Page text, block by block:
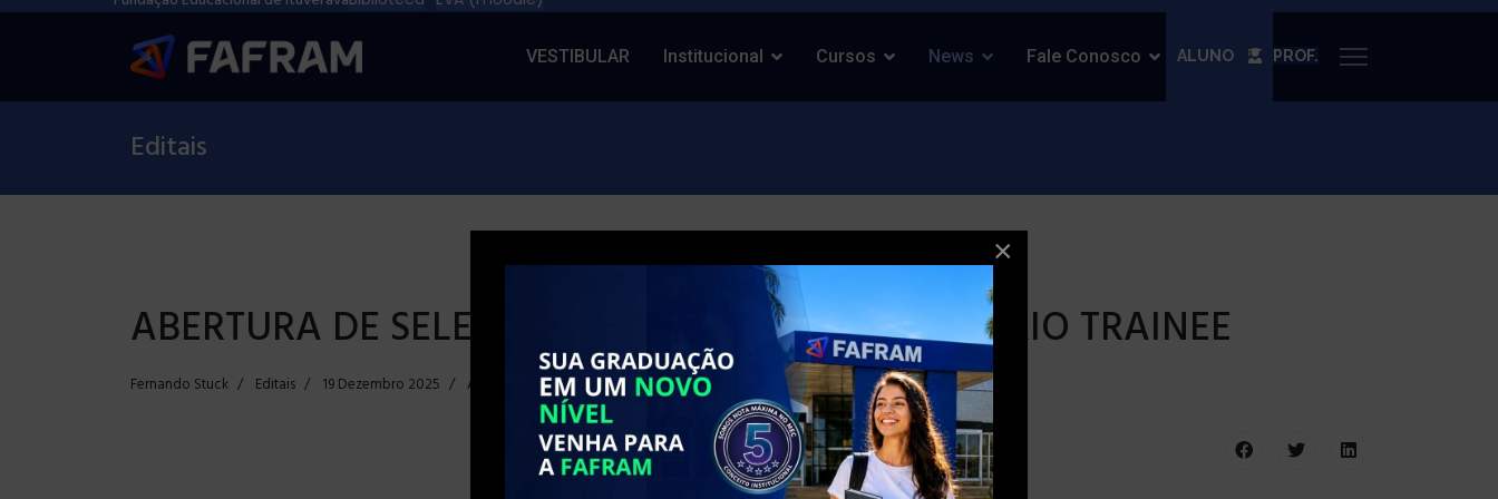
VESTIBULAR Institucional Cursos News Fale Conosco ALUNO PROF.
Editais
ABERTURA DE SELEÇÃO PARA MÉDICO VETERINÁRIO TRAINEE
Fernando Stuck Editais 19 Dezembro 2025 Acessos: 680
×